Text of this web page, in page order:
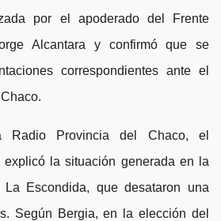
por el apoderado del Frente
Alcantara y confirmó que se
correspondientes ante el
Radio Provincia del Chaco, el
explicó la situación generada en la
Escondida, que desataron una
Según Bergia, en la elección del